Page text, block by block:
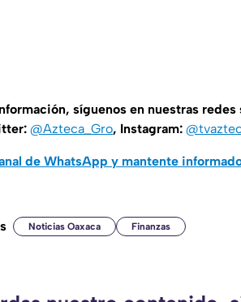
síguenos en nuestras
@Azteca_Gro, Instagram:
de WhatsApp y mantente
Noticias Oaxaca Finanzas